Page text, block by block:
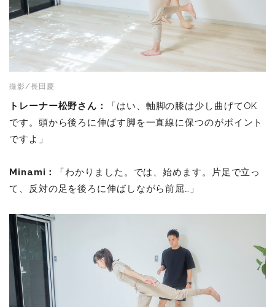
撮影/長田慶
トレーナー松野さん：
「はい、軸脚の膝は少し曲げてOK
です。頭から後ろに伸ばす脚を一直線に保つのがポイント
ですよ」
Minami：
「わかりました。では、始めます。片足で立っ
て、反対の足を後ろに伸ばしながら前屈…」